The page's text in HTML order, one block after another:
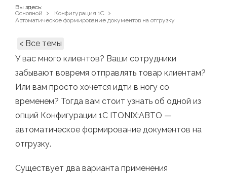
Вы здесь:
Основной
Конфигурация 1С
Автоматическое формирование документов на отгрузку
< Все темы
У вас много клиентов? Ваши сотрудники
забывают вовремя отправлять товар клиентам?
Или вам просто хочется идти в ногу со
временем? Тогда вам стоит узнать об одной из
опций Конфигурации 1C ITONIX:АВТО —
автоматическое формирование документов на
отгрузку.
Существует два варианта применения